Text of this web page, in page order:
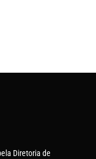
Diretoria de